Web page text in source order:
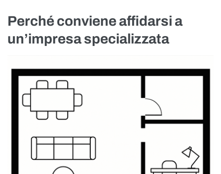
Perché conviene affidarsi a
un’impresa specializzata